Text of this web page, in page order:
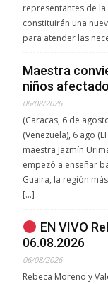
representantes de
constituirán una
para atender las
Maestra
niños
06/08/2026
(Caracas, 6 de
(Venezuela), 6 ago
maestra Jazmín
empezó a enseñar
Guaira, la región
[…]
EN VIVO
06.08.2026
06/08/2026
Rebeca Moreno y